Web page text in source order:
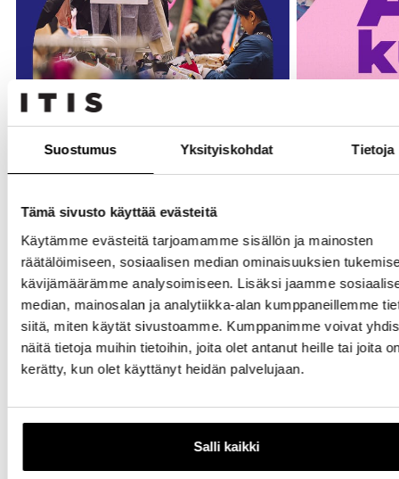
Suostumus Yksityiskohdat Tietoja
Tämä sivusto käyttää evästeitä
Käytämme evästeitä tarjoamamme sisällön ja mainosten
räätälöimiseen, sosiaalisen median ominaisuuksien
kävijämäärämme analysoimiseen. Lisäksi jaamme
median, mainosalan ja analytiikka-alan kumppaneillemme
siitä, miten käytät sivustoamme. Kumppanimme voivat
näitä tietoja muihin tietoihin, joita olet antanut heille tai joita
kerätty, kun olet käyttänyt heidän palvelujaan.
Salli kaikki
Tapahtumat
Jesper Junior pop-up
07.08.2026–08.08.2026
Kauppahallin
Meidän
12.8.-
12.08.2026–